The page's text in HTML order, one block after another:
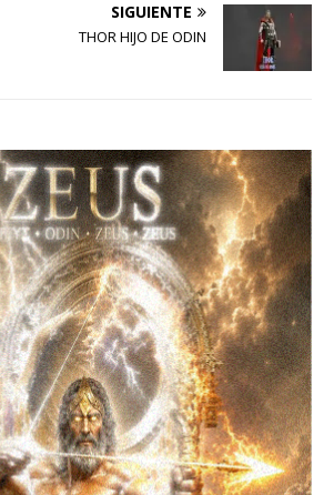
SIGUIENTE
THOR HIJO DE ODIN